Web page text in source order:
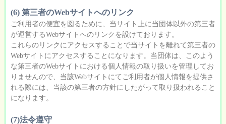
(6) 第三者のWebサイトへのリンク
ご利用者の便宜を図るために、当サイト上に当団体以外の第三者
が運営するWebサイトへのリンクを設けております。
これらのリンクにアクセスすることで当サイトを離れて第三者の
Webサイトにアクセスすることになります。当団体は、このよう
な第三者のWebサイトにおける個人情報の取り扱いを管理してお
りませんので、当該Webサイトにてご利用者が個人情報を提供さ
れる際には、当該の第三者の方針にしたがって取り扱われること
になります。
(7)法令遵守